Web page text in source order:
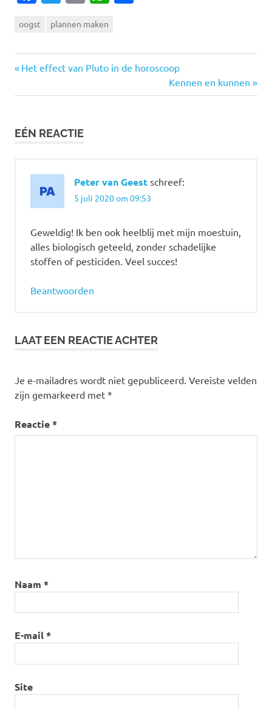
oogst plannen maken
Bericht
navigatie
Vorige
Het effect van Pluto in de horoscoop
Volgende
bericht:
Kennen en kunnen
EÉN REACTIE
Peter van Geest schreef:
5 juli 2020 om 09:53
Geweldig! Ik ben ook heelblij met mijn moestuin,
alles biologisch geteeld, zonder schadelijke
stoffen of pesticiden. Veel succes!
Beantwoorden
LAAT EEN REACTIE ACHTER
Je e-mailadres wordt niet gepubliceerd. Vereiste velden
zijn gemarkeerd met *
Reactie*
Naam *
E-mail*
Site